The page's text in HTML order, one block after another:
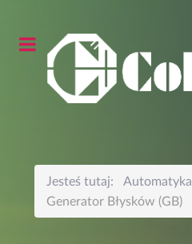
Jesteś tutaj:
Automatyka
Generator Błysków (GB)